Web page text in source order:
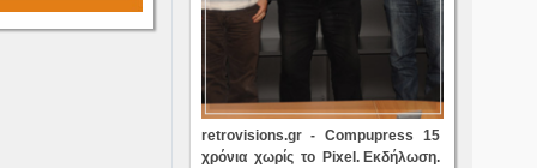
retrovisions.gr - Compupress 15
χρόνια χωρίς το Pixel. Εκδήλωση.